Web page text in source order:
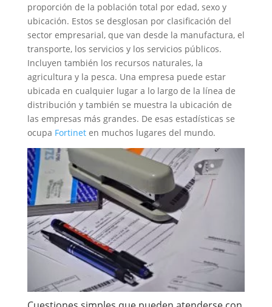
proporción de la población total por edad, sexo y
ubicación. Estos se desglosan por clasificación del
sector empresarial, que van desde la manufactura, el
transporte, los servicios y los servicios públicos.
Incluyen también los recursos naturales, la
agricultura y la pesca. Una empresa puede estar
ubicada en cualquier lugar a lo largo de la línea de
distribución y también se muestra la ubicación de
las empresas más grandes. De esas estadísticas se
ocupa Fortineten muchos lugares del mundo.